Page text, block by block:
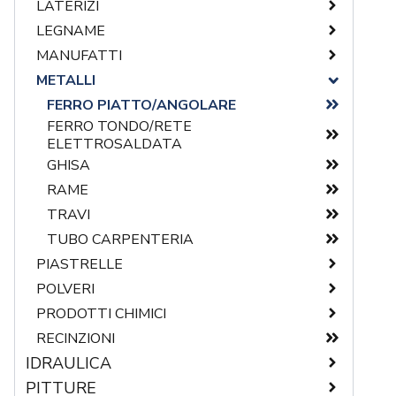
LATERIZI
ARCHITRAVI
FORATI
TAVELLE/TAVELLONI
TEGOLE
LEGNAME
CONTROTELAI
MORALI E LISTELLI
TAVOLE/PANNELLI
MANUFATTI
BLOCCHI/VARI
CANNE FUMARIE
CEMENTO CELLULARE
LASTRE
METALLI
FERRO PIATTO/ANGOLARE
FERRO TONDO/RETE
ELETTROSALDATA
GHISA
RAME
TRAVI
TUBO CARPENTERIA
PIASTRELLE
GRES PORCELLANATO
PIETRA NATURALE
PROFILI
VETROMATTONE
POLVERI
ADDITIVI/RINFORZI STRUTTURALI
COLLE
PREMISCELATI
PRODOTTI TECNICI
PRODOTTI CHIMICI
GUAINE A ROTOLO
IMPERMEABILIZZANTI
SCHIUME
RECINZIONI
IDRAULICA
BATTERIE CASSETTE
PITTURE